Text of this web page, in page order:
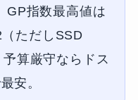
GP指数最高値は
ただしSSD
算厳守ならドス
安。